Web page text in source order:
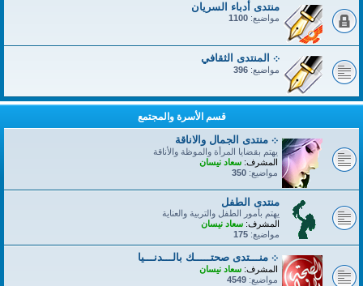
منتدى أدباء السريان
مواضيع: 1100
܀ المنتدى الثقافي
مواضيع: 396
قسم الأسرة والمجتمع
܀ منتدى الجمال والاناقة
يهتم بقضايا المرأة والموظة والأناقة
المشرف: سعاد نيسان
مواضيع: 350
منتدى الطفل
يهتم بأمور الطفل والتربية والعناية
المشرف: سعاد نيسان
مواضيع: 175
܀ منـــتدى صحتـــــك بالـــدنـــيا
المشرف: سعاد نيسان
مواضيع: 4549